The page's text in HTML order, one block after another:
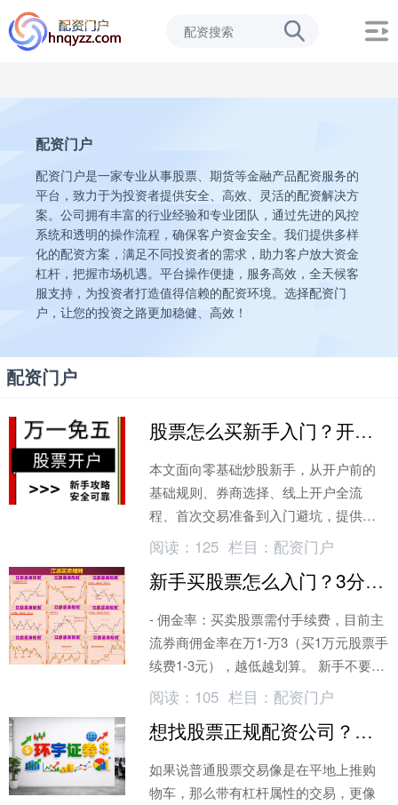
配资门户
配资门户是一家专业从事股票、期货等金融产品配资服务的
平台，致力于为投资者提供安全、高效、灵活的配资解决方
案。公司拥有丰富的行业经验和专业团队，通过先进的风控
系统和透明的操作流程，确保客户资金安全。我们提供多样
化的配资方案，满足不同投资者的需求，助力客户放大资金
杠杆，把握市场机遇。平台操作便捷，服务高效，全天候客
服支持，为投资者打造值得信赖的配资环境。选择配资门
户，让您的投资之路更加稳健、高效！
配资门户
股票怎么买新手入门？开户0门槛，几百元就能买股票
本文面向零基础炒股新手，从开户前的
基础规则、券商选择、线上开户全流
程、首次交易准备到入门避坑，提供一
份完整的实操指南。文章兼顾合规性与
实操性
阅读： 125 栏目： 配资门户
新手买股票怎么入门？3分钟搞懂规则，避开90%的坑
- 佣金率：买卖股票需付手续费，目前主
流券商佣金率在万1-万3（买1万元股票手
续费1-3元），越低越划算。 新手不要只
买一只股票，建议把资金分成3-5份
阅读： 105 栏目： 配资门户
想找股票正规配资公司？先看这3个稳字诀，别踩坑
如果说普通股票交易像是在平地上推购
物车，那么带有杠杆属性的交易，更像